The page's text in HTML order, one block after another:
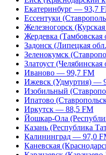
Екатеринбург — 93,7
Ессентуки
Железногорск
Жердевка
Задонск (Липецкая
Зеленокумск
Златоуст
Иваново — 99,7 FM
Ижевск (Удмуртия) —
Изобильный
Ипатово
Иркутск — 88,5 FM
Йошкар-Ола
Казань (Республика
Калининград — 97,0
Каневская